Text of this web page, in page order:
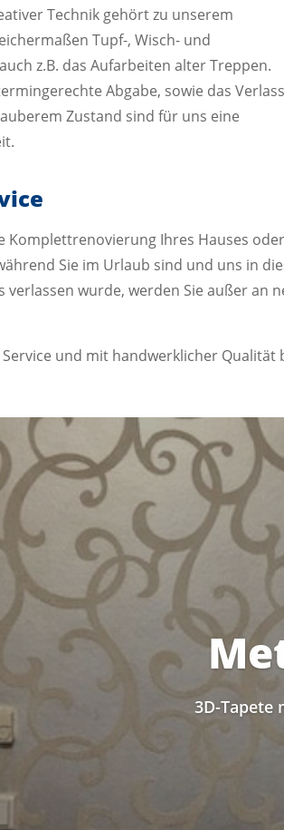
Technik gehört zu unserem
Tupf-, Wisch- und
z.B. das Aufarbeiten alter Treppen.
Abgabe, sowie das
Zustand sind für uns eine
Komplettrenovierung Ihres Hauses
Sie im Urlaub sind und uns in
verlassen wurde, werden Sie außer
und mit handwerklicher Qualität
3D-Tapete